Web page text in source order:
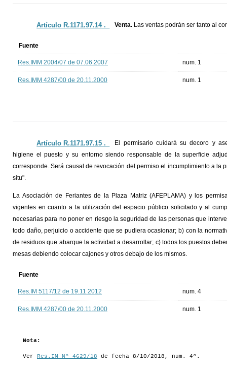
Artículo R.1171.97.14 ._ Venta. Las ventas podrán ser tanto al
Fuente
Res.IMM 2004/07 de 07.06.2007 num. 1
Res.IMM 4287/00 de 20.11.2000 num. 1
Artículo R.1171.97.15 ._
El permisario cuidará su decoro y
higiene el puesto y su entorno siendo responsable de la superficie
corresponde. Será causal de revocación del permiso el incumplimiento a la
situ".
La Asociación de Feriantes de la Plaza Matriz (AFEPLAMA) y los
vigentes en cuanto a la utilización del espacio público solicitado y al
necesarias para no poner en riesgo la seguridad de las personas que
todo daño, perjuicio o accidente que se pudiera ocasionar; b) con la
de residuos que abarque la actividad a desarrollar; c) todos los puestos
mesas debiendo colocar cajones y otros debajo de los mismos.
Fuente
Res.IM 5117/12 de 19.11.2012 num. 4
Res.IMM 4287/00 de 20.11.2000 num. 1
Nota:
Ver Res.IM Nº 4629/18 de fecha 8/10/2018, num. 4º.